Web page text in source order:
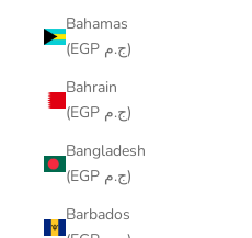
Bahamas
(EGP ج.م)
Bahrain
(EGP ج.م)
Bangladesh
(EGP ج.م)
Barbados